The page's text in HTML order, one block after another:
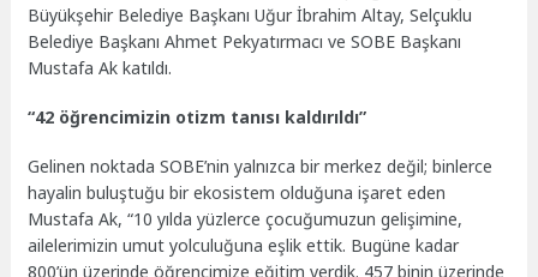
Büyükşehir Belediye Başkanı Uğur İbrahim Altay, Selçuklu
Belediye Başkanı Ahmet Pekyatırmacı ve SOBE Başkanı
Mustafa Ak katıldı.
“42 öğrencimizin otizm tanısı kaldırıldı”
Gelinen noktada SOBE’nin yalnızca bir merkez değil; binlerce
hayalin buluştuğu bir ekosistem olduğuna işaret eden
Mustafa Ak, “10 yılda yüzlerce çocuğumuzun gelişimine,
ailelerimizin umut yolculuğuna eşlik ettik. Bugüne kadar
800’ün üzerinde öğrencimize eğitim verdik. 457 binin üzerinde